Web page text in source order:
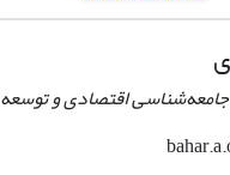
اقتصادی و توسعه